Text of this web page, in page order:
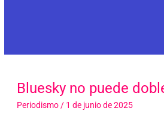
Bluesky no puede
Periodismo/ 1 de junio de 2025